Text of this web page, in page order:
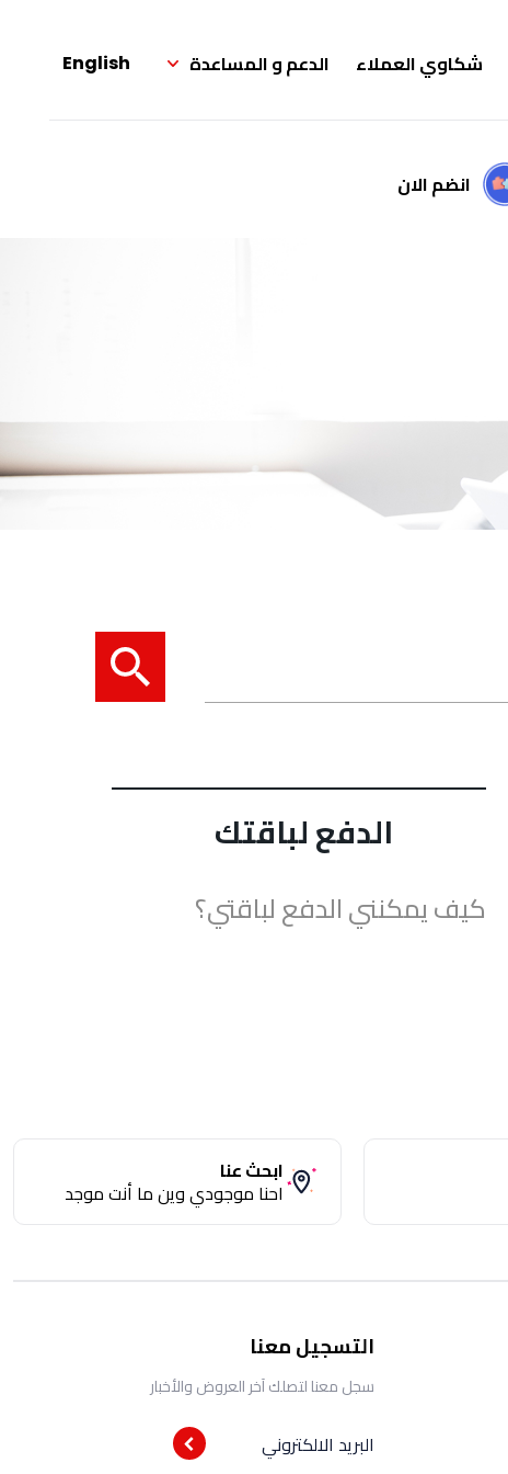
شكاوي العملاء الدعم و المساعدة English
انضم الان
الدفع لباقتك
كيف يمكنني الدفع لباقتي؟
ابحث عنا
احنا موجودي وين ما أنت موجد
التسجيل معنا
سجل معنا لتصلك آخر العروض والأخبار
البريد الالكتروني